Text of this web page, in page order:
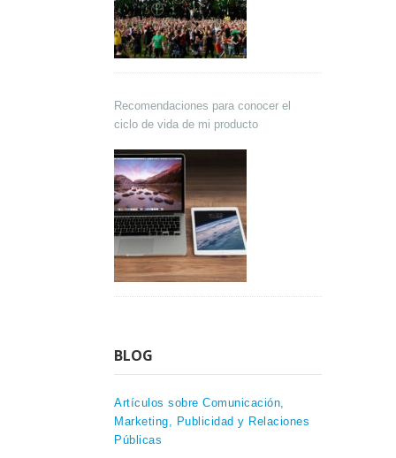
Recomendaciones para conocer el
ciclo de vida de mi producto
BLOG
Artículos sobre Comunicación,
Marketing, Publicidad y Relaciones
Públicas